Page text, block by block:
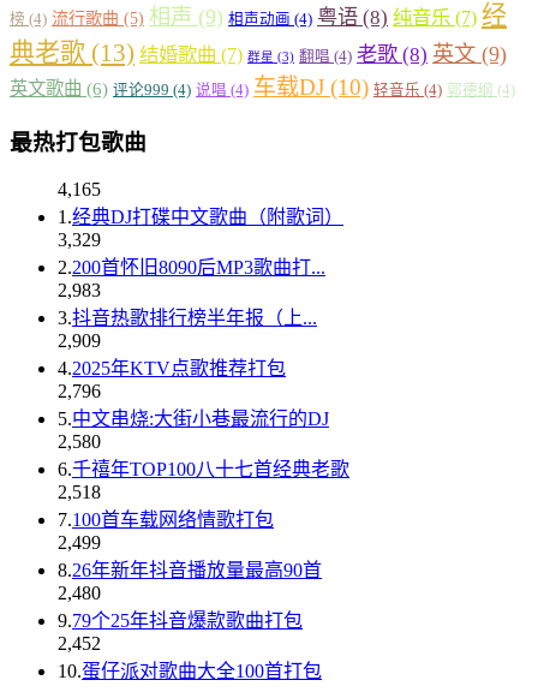
榜 (4) 流行歌曲 (5) 相声 (9) 相声动画 (4) 粤语 (8) 纯音乐 (7) 经
典老歌 (13) 结婚歌曲 (7) 群星 (3) 翻唱 (4) 老歌 (8) 英文 (9)
英文歌曲 (6) 评论999 (4) 说唱 (4) 车载DJ (10) 轻音乐 (4) 郭德纲 (4)
最热打包歌曲
4,165
1.经典DJ打碟中文歌曲（附歌词）
3,329
2.200首怀旧8090后MP3歌曲打...
2,983
3.抖音热歌排行榜半年报（上...
2,909
4.2025年KTV点歌推荐打包
2,796
5.中文串烧:大街小巷最流行的DJ
2,580
6.千禧年TOP100八十七首经典老歌
2,518
7.100首车载网络情歌打包
2,499
8.26年新年抖音播放量最高90首
2,480
9.79个25年抖音爆款歌曲打包
2,452
10.蛋仔派对歌曲大全100首打包